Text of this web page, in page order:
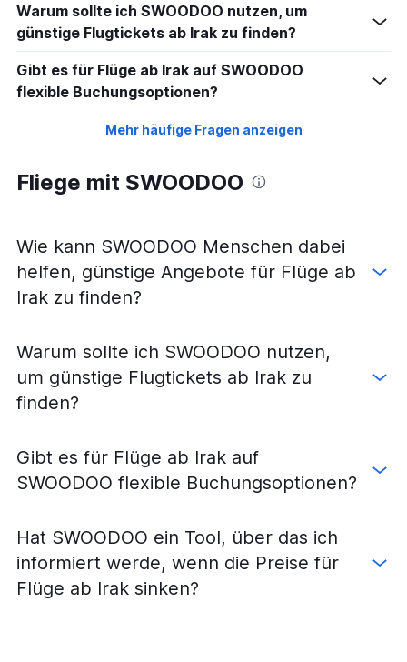
Warum sollte ich SWOODOO nutzen, um
günstige Flugtickets ab Irak zu finden?
Gibt es für Flüge ab Irak auf SWOODOO
flexible Buchungsoptionen?
Mehr häufige Fragen anzeigen
Fliege mit SWOODOO
Wie kann SWOODOO Menschen dabei
helfen, günstige Angebote für Flüge ab
Irak zu finden?
Warum sollte ich SWOODOO nutzen,
um günstige Flugtickets ab Irak zu
finden?
Gibt es für Flüge ab Irak auf
SWOODOO flexible Buchungsoptionen?
Hat SWOODOO ein Tool, über das ich
informiert werde, wenn die Preise für
Flüge ab Irak sinken?